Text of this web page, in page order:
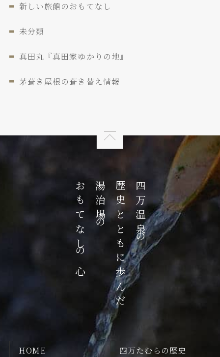
新しい旅館のおもてなし
未分類
真田丸『真田家ゆかりの地』
茅葺き屋根の葺き替え情報
四万温泉の
歴史とともに歩んだ
湯治場の
おもてなしの心
HOME
四万たむらの歴史